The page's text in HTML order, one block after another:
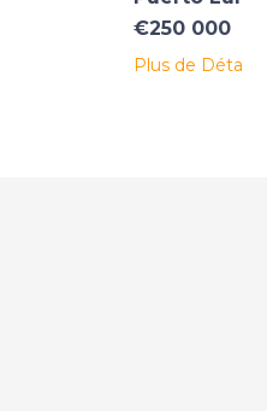
€250 000
Plus de Détails